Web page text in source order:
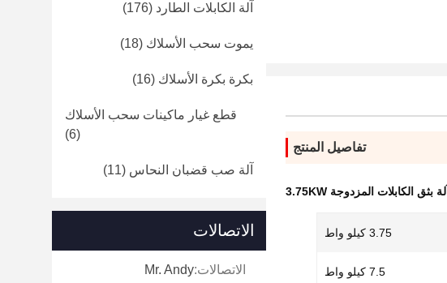
تفاصيل المنتج
آلة بثق الكابلات المزدوجة 3.75KW
3.75 كيلو واط
7.5 كيلو واط
آلة الكابلات الطارد (176)
يموت سحب الأسلاك (18)
بكرة بكرة الأسلاك (16)
قطع غيار ماكينات سحب الأسلاك
(6)
آلة صب قضبان النحاس (11)
الاتصالات
الاتصالات:Mr. Andy